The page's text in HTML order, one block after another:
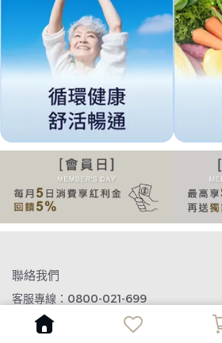
聯絡我們
客服專線：0800-021-699
客服傳真： 02-2655-8196